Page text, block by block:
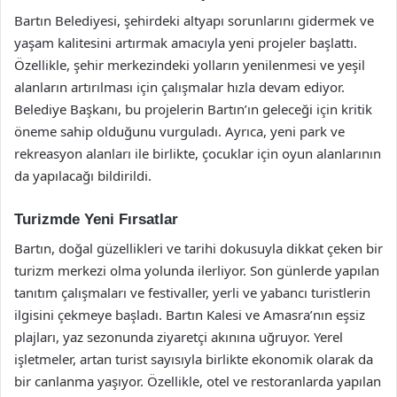
Bartın Belediyesi, şehirdeki altyapı sorunlarını gidermek ve
yaşam kalitesini artırmak amacıyla yeni projeler başlattı.
Özellikle, şehir merkezindeki yolların yenilenmesi ve yeşil
alanların artırılması için çalışmalar hızla devam ediyor.
Belediye Başkanı, bu projelerin Bartın’ın geleceği için kritik
öneme sahip olduğunu vurguladı. Ayrıca, yeni park ve
rekreasyon alanları ile birlikte, çocuklar için oyun alanlarının
da yapılacağı bildirildi.
Turizmde Yeni Fırsatlar
Bartın, doğal güzellikleri ve tarihi dokusuyla dikkat çeken bir
turizm merkezi olma yolunda ilerliyor. Son günlerde yapılan
tanıtım çalışmaları ve festivaller, yerli ve yabancı turistlerin
ilgisini çekmeye başladı. Bartın Kalesi ve Amasra’nın eşsiz
plajları, yaz sezonunda ziyaretçi akınına uğruyor. Yerel
işletmeler, artan turist sayısıyla birlikte ekonomik olarak da
bir canlanma yaşıyor. Özellikle, otel ve restoranlarda yapılan